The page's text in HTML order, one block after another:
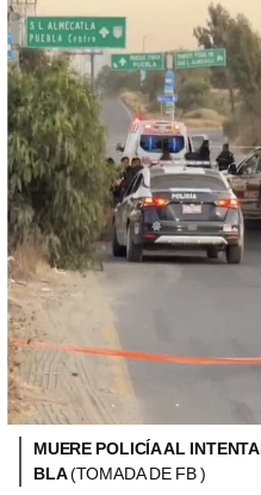
MUERE POLICÍA AL
BLA(TOMADA DE FB )